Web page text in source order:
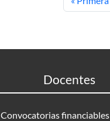
Docentes
Convocatorias financiables